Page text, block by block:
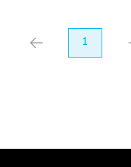
anterior 1